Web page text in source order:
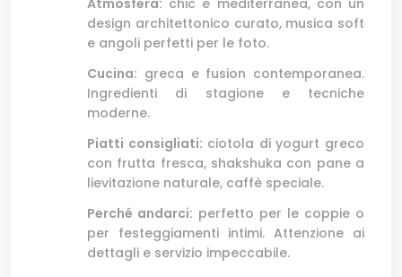
design architettonico curato, musica soft
e angoli perfetti per le foto.
Cucina: greca e fusion contemporanea.
Ingredienti di stagione e tecniche
moderne.
Piatti consigliati: ciotola di yogurt greco
con frutta fresca, shakshuka con pane a
lievitazione naturale, caffè speciale.
Perché andarci: perfetto per le coppie o
per festeggiamenti intimi. Attenzione ai
dettagli e servizio impeccabile.